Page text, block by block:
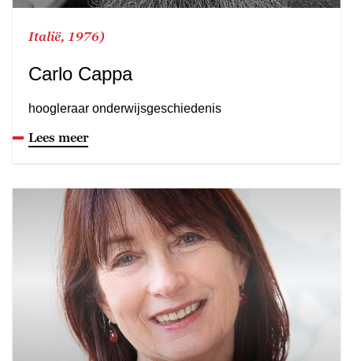
Italië, 1976)
Carlo Cappa
hoogleraar onderwijsgeschiedenis
Lees meer